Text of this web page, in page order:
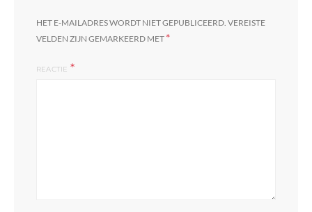
HET E-MAILADRES WORDT NIET GEPUBLICEERD. VEREISTE
VELDEN ZIJN GEMARKEERD MET *
REACTIE